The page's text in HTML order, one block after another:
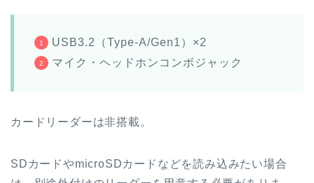
USB3.2（Type-A/Gen1）×2
マイク・ヘッドホンコンボジャック
カードリーダーは非搭載。
SDカードやmicroSDカードなどを読み込みたい場合